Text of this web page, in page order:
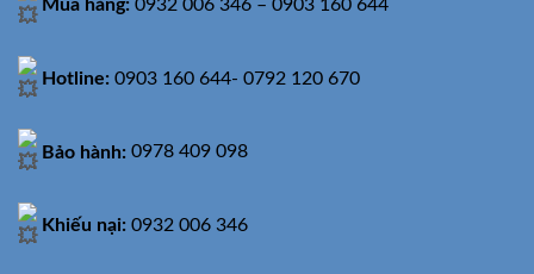
Mua hàng: 0932 006 346 – 0903 160 644
Hotline: 0903 160 644- 0792 120 670
Bảo hành: 0978 409 098
Khiếu nại: 0932 006 346